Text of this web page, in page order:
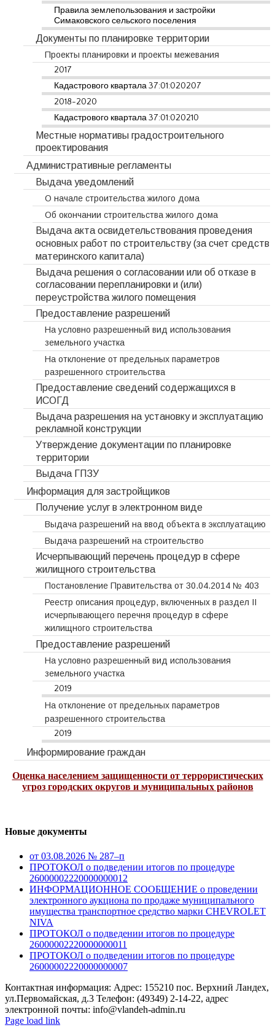
Правила землепользования и застройки
Симаковского сельского поселения
Документы по планировке территории
Проекты планировки и проекты межевания
2017
Кадастрового квартала 37:01:020207
2018-2020
Кадастрового квартала 37:01:020210
Местные нормативы градостроительного
проектирования
Административные регламенты
Выдача уведомлений
О начале строительства жилого дома
Об окончании строительства жилого дома
Выдача акта освидетельствования проведения
основных работ по строительству (за счет средств
материнского капитала)
Выдача решения о согласовании или об отказе в
согласовании перепланировки и (или)
переустройства жилого помещения
Предоставление разрешений
На условно разрешенный вид использования
земельного участка
На отклонение от предельных параметров
разрешенного строительства
Предоставление сведений содержащихся в
ИСОГД
Выдача разрешения на установку и эксплуатацию
рекламной конструкции
Утверждение документации по планировке
территории
Выдача ГПЗУ
Информация для застройщиков
Получение услуг в электронном виде
Выдача разрешений на ввод объекта в эксплуатацию
Выдача разрешений на строительство
Исчерпывающий перечень процедур в сфере
жилищного строительства
Постановление Правительства от 30.04.2014 № 403
Реестр описания процедур, включенных в раздел II
исчерпывающего перечня процедур в сфере
жилищного строительства
Предоставление разрешений
На условно разрешенный вид использования
земельного участка
2019
На отклонение от предельных параметров
разрешенного строительства
2019
Информирование граждан
Оценка населением защищенности от террористических
угроз городских округов и муниципальных районов
Новые документы
от 03.08.2026 № 287–п
ПРОТОКОЛ о подведении итогов по процедуре
26000002220000000012
ИНФОРМАЦИОННОЕ СООБЩЕНИЕ о проведении
электронного аукциона по продаже муниципального
имущества транспортное средство марки CHEVROLET
NIVA
ПРОТОКОЛ о подведении итогов по процедуре
26000002220000000011
ПРОТОКОЛ о подведении итогов по процедуре
26000002220000000007
Контактная информация: Адрес: 155210 пос. Верхний Ландех,
ул.Первомайская, д.3 Телефон: (49349) 2-14-22, адрес
электронной почты: info@vlandeh-admin.ru
Page load link